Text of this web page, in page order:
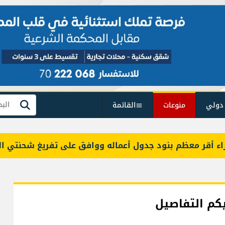
منوعات القائمة بحث
معظم بنود جدول أعماله ووافق على تفريغ شحنتي
التفاصيل